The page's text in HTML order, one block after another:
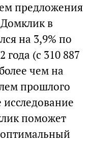
предложения
в
на 3,9% по
(с 310 887
чем на
прошлого
поможет